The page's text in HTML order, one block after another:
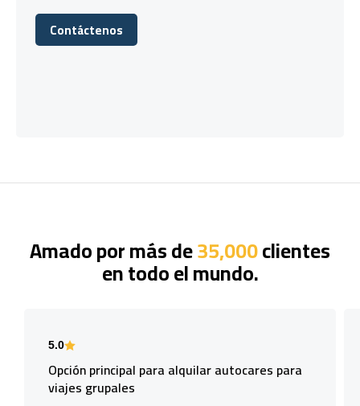
Contáctenos
Contáctenos
Amado por más de35,000clientes
en todo el mundo.
5.0
Opción principal para alquilar autocares para
viajes grupales